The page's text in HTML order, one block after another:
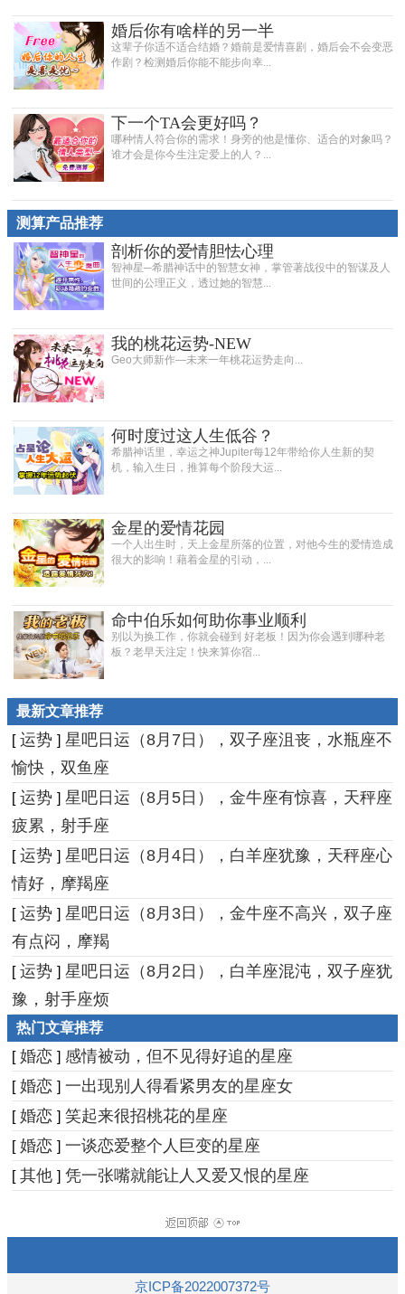
婚后你有啥样的另一半
这辈子你适不适合结婚？婚前是爱情喜剧，婚后会不会变恶
作剧？检测婚后你能不能步向幸...
下一个TA会更好吗？
哪种情人符合你的需求！身旁的他是懂你、适合的对象吗？
谁才会是你今生注定爱上的人？...
测算产品推荐
剖析你的爱情胆怯心理
智神星─希腊神话中的智慧女神，掌管著战役中的智谋及人
世间的公理正义，透过她的智慧...
我的桃花运势-NEW
Geo大师新作—未来一年桃花运势走向...
何时度过这人生低谷？
希腊神话里，幸运之神Jupiter每12年带给你人生新的契
机，输入生日，推算每个阶段大运...
金星的爱情花园
一个人出生时，天上金星所落的位置，对他今生的爱情造成
很大的影响！藉着金星的引动，...
命中伯乐如何助你事业顺利
别以为换工作，你就会碰到 好老板！因为你会遇到哪种老
板？老早天注定！快来算你宿...
最新文章推荐
[ 运势 ] 星吧日运（8月7日），双子座沮丧，水瓶座不
愉快，双鱼座
[ 运势 ] 星吧日运（8月5日），金牛座有惊喜，天秤座
疲累，射手座
[ 运势 ] 星吧日运（8月4日），白羊座犹豫，天秤座心
情好，摩羯座
[ 运势 ] 星吧日运（8月3日），金牛座不高兴，双子座
有点闷，摩羯
[ 运势 ] 星吧日运（8月2日），白羊座混沌，双子座犹
豫，射手座烦
热门文章推荐
[ 婚恋 ] 感情被动，但不见得好追的星座
[ 婚恋 ] 一出现别人得看紧男友的星座女
[ 婚恋 ] 笑起来很招桃花的星座
[ 婚恋 ] 一谈恋爱整个人巨变的星座
[ 其他 ] 凭一张嘴就能让人又爱又恨的星座
京ICP备2022007372号